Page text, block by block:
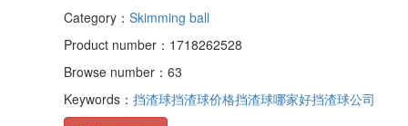
Category： Skimming ball
Product number：1718262528
Browse number：63
Keywords： 挡渣球挡渣球价格挡渣球哪家好挡渣球公司